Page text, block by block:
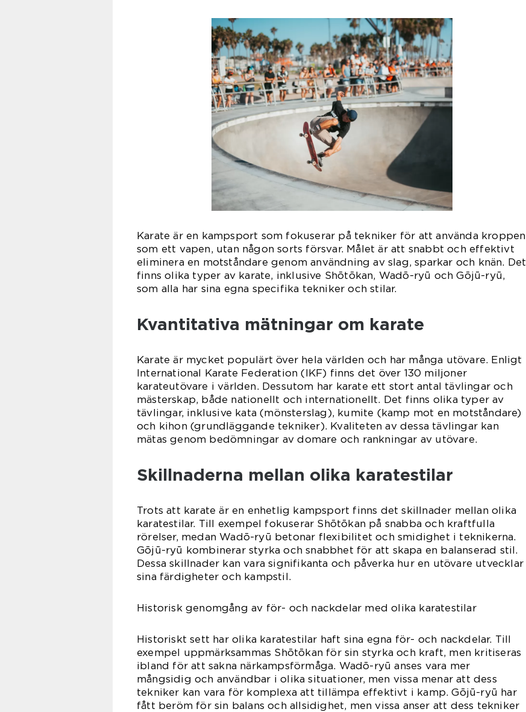
Karate är en kampsport som fokuserar på tekniker för att använda kroppen
som ett vapen, utan någon sorts försvar. Målet är att snabbt och effektivt
eliminera en motståndare genom användning av slag, sparkar och knän. Det
finns olika typer av karate, inklusive Shōtōkan, Wadō-ryū och Gōjū-ryū,
som alla har sina egna specifika tekniker och stilar.
Kvantitativa mätningar om karate
Karate är mycket populärt över hela världen och har många utövare. Enligt
International Karate Federation (IKF) finns det över 130 miljoner
karateutövare i världen. Dessutom har karate ett stort antal tävlingar och
mästerskap, både nationellt och internationellt. Det finns olika typer av
tävlingar, inklusive kata (mönsterslag), kumite (kamp mot en motståndare)
och kihon (grundläggande tekniker). Kvaliteten av dessa tävlingar kan
mätas genom bedömningar av domare och rankningar av utövare.
Skillnaderna mellan olika karatestilar
Trots att karate är en enhetlig kampsport finns det skillnader mellan olika
karatestilar. Till exempel fokuserar Shōtōkan på snabba och kraftfulla
rörelser, medan Wadō-ryū betonar flexibilitet och smidighet i teknikerna.
Gōjū-ryū kombinerar styrka och snabbhet för att skapa en balanserad stil.
Dessa skillnader kan vara signifikanta och påverka hur en utövare utvecklar
sina färdigheter och kampstil.
Historisk genomgång av för- och nackdelar med olika karatestilar
Historiskt sett har olika karatestilar haft sina egna för- och nackdelar. Till
exempel uppmärksammas Shōtōkan för sin styrka och kraft, men kritiseras
ibland för att sakna närkampsförmåga. Wadō-ryū anses vara mer
mångsidig och användbar i olika situationer, men vissa menar att dess
tekniker kan vara för komplexa att tillämpa effektivt i kamp. Gōjū-ryū har
fått beröm för sin balans och allsidighet, men vissa anser att dess tekniker